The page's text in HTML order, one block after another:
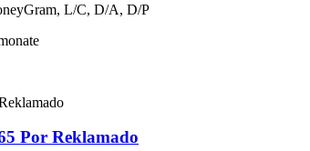
L/C, D/A, D/P
Por Reklamado